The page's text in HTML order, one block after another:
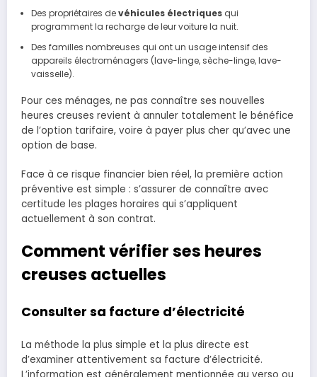
Des propriétaires devéhicules électriquesqui
programment la recharge de leur voiture la nuit.
Des familles nombreuses qui ont un usage intensif des
appareils électroménagers (lave-linge, sèche-linge, lave-
vaisselle).
Pour ces ménages, ne pas connaître ses nouvelles
heures creuses revient à annuler totalement le bénéfice
de l’option tarifaire, voire à payer plus cher qu’avec une
option de base.
Face à ce risque financier bien réel, la première action
préventive est simple : s’assurer de connaître avec
certitude les plages horaires qui s’appliquent
actuellement à son contrat.
Comment vérifier ses heures
creuses actuelles
Consulter sa facture d’électricité
La méthode la plus simple et la plus directe est
d’examiner attentivement sa facture d’électricité.